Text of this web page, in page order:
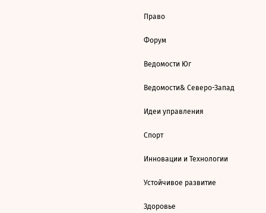
Право
Форум
Ведомости Юг
Ведомости& Северо-Запад
Идеи управления
Спорт
Инновации и Технологии
Устойчивое развитие
Здоровье